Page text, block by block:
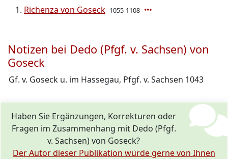
Richenza von Goseck 1055-1108
Notizen bei Dedo (Pfgf. v. Sachsen) von
Goseck
Gf. v. Goseck u. im Hassegau, Pfgf. v. Sachsen 1043
Haben Sie Ergänzungen, Korrekturen oder
Fragen im Zusammenhang mit Dedo (Pfgf.
v. Sachsen) von Goseck?
Der Autor dieser Publikation würde gerne von Ihnen